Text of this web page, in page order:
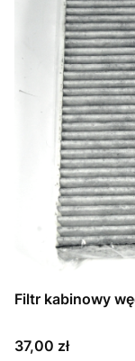
Filtr kabinowy
Cena
37,00 zł